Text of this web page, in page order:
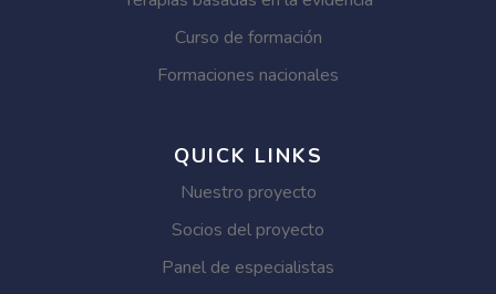
Curso de formación
Formaciones nacionales
QUICK LINKS
Nuestro proyecto
Socios del proyecto
Panel de especialistas